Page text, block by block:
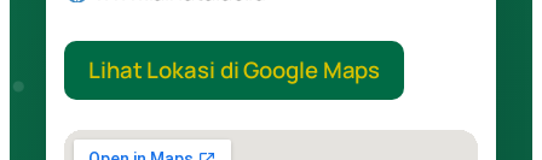
Lihat Lokasi di Google Maps